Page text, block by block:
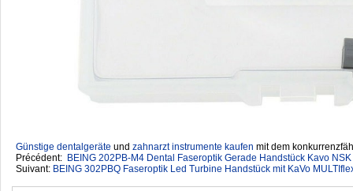
Günstige dentalgeräte ‎ und zahnarzt instrumente kaufen mit dem
Précédent: BEING 202PB-M4 Dental Faseroptik Gerade Handstück Kavo
Suivant: BEING 302PBQ Faseroptik Led Turbine Handstück mit KaVo